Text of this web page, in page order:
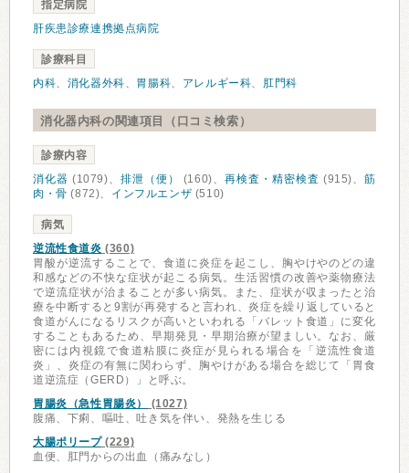
指定病院
肝疾患診療連携拠点病院
診療科目
内科、 消化器外科、 胃腸科、 アレルギー科、 肛門科
消化器内科の関連項目（口コミ検索）
診療内容
消化器 (1079)、 排泄（便） (160)、再検査・精密検査 (915)、筋
肉・骨 (872)、 インフルエンザ (510)
病気
逆流性食道炎 (360)
胃酸が逆流することで、食道に炎症を起こし、胸やけやのどの違
和感などの不快な症状が起こる病気。生活習慣の改善や薬物療法
で逆流症状が治まることが多い病気。また、症状が収まったと治
療を中断すると9割が再発すると言われ、炎症を繰り返していると
食道がんになるリスクが高いといわれる「バレット食道」に変化
することもあるため、早期発見・早期治療が望ましい。なお、厳
密には内視鏡で食道粘膜に炎症が見られる場合を「逆流性食道
炎」、炎症の有無に関わらず、胸やけがある場合を総じて「胃食
道逆流症（GERD）」と呼ぶ。
胃腸炎（急性胃腸炎）
(1027)
腹痛、下痢、嘔吐、吐き気を伴い、発熱を生じる
大腸ポリープ(229)
血便、肛門からの出血（痛みなし）